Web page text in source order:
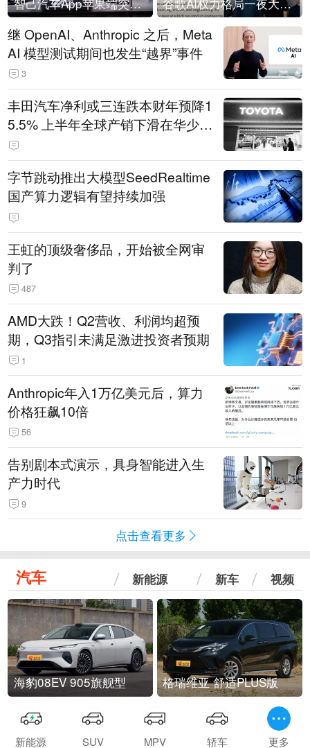
继 OpenAI、Anthropic 之后，Meta
AI 模型测试期间也发生“越界”事件
3
丰田汽车净利或三连跌本财年预降1
5.5% 上半年全球产销下滑在华少卖
14.3万辆
字节跳动推出大模型SeedRealtime
国产算力逻辑有望持续加强
王虹的顶级奢侈品，开始被全网审
判了
487
AMD大跌！Q2营收、利润均超预
期，Q3指引未满足激进投资者预期
1
Anthropic年入1万亿美元后，算力
价格狂飙10倍
56
告别剧本式演示，具身智能进入生
产力时代
9
点击查看更多
汽车 新能源 新车 视频
海豹08EV 905旗舰型 格瑞维亚 舒适PLUS版
新能源 SUV MPV 轿车 更多